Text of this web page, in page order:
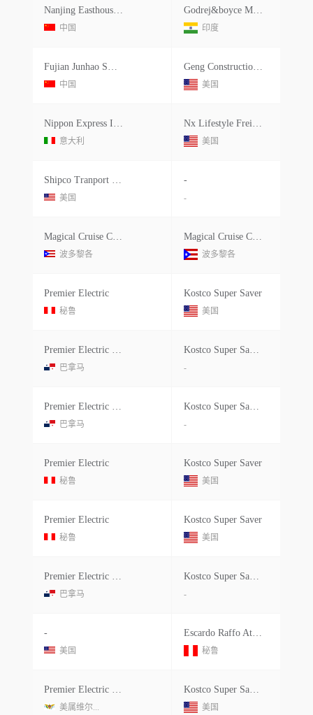
Nanjing Easthouse Electrical Co
中国
Godrej&boyce Manufacturing Co.ltd.
印度
Fujian Junhao Smart Home Company
中国
Geng Construction Llc
美国
Nippon Express Italia Spa
意大利
Nx Lifestyle Freight Forwarding Usa
美国
Shipco Tranport International
美国
-
-
Magical Cruise Company Limited
波多黎各
Magical Cruise Company Limited
波多黎各
Premier Electric
秘鲁
Kostco Super Saver
美国
Premier Electric (japan) Corp.
巴拿马
Kostco Super Saver Ltd
-
Premier Electric (japan) Corp.
巴拿马
Kostco Super Saver Ltd
-
Premier Electric
秘鲁
Kostco Super Saver
美国
Premier Electric
秘鲁
Kostco Super Saver
美国
Premier Electric (japan) Corp.
巴拿马
Kostco Super Saver Ltd
-
-
美国
Escardo Raffo Atilio Eugenio
秘鲁
Premier Electric Japan Corp
美属维尔...
Kostco Super Saver Ltd
美国